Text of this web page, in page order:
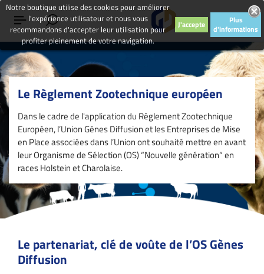
Le Règlement Zootechnique européen
Dans le cadre de l'application du Règlement Zootechnique
Européen, l’Union Gènes Diffusion et les Entreprises de Mise
en Place associées dans l’Union ont souhaité mettre en avant
leur Organisme de Sélection (OS) “Nouvelle génération“ en
races Holstein et Charolaise.
Le partenariat, clé de voûte de l’OS Gènes
Diffusion
Notre boutique utilise des cookies pour améliorer
l'expérience utilisateur et nous vous
recommandons d'accepter leur utilisation pour
profiter pleinement de votre navigation.
J'accepte
Plus
d'informations